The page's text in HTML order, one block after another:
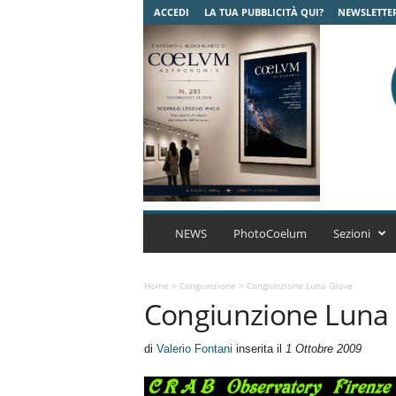
ACCEDI LA TUA PUBBLICITÀ QUI?
C
u
m
r
NEWS PhotoCoelum Sezioni
Home > Congiunzione > Congiunzione Luna Giove
Congiunzione Luna
di Valerio Fontani inserita il 1 Ottobre 2009